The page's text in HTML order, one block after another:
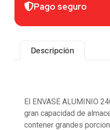
Pago seguro
Descripción
El ENVASE ALUMINIO
gran capacidad de
contener grandes